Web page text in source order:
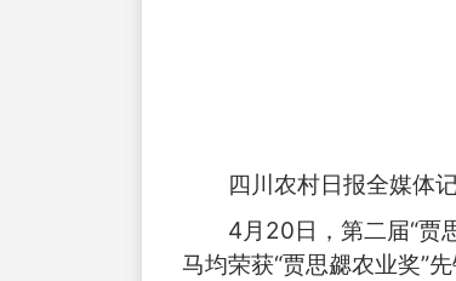
四川农村日报全媒体
4月20日，第二届“贾
马均荣获“贾思勰农业奖”先